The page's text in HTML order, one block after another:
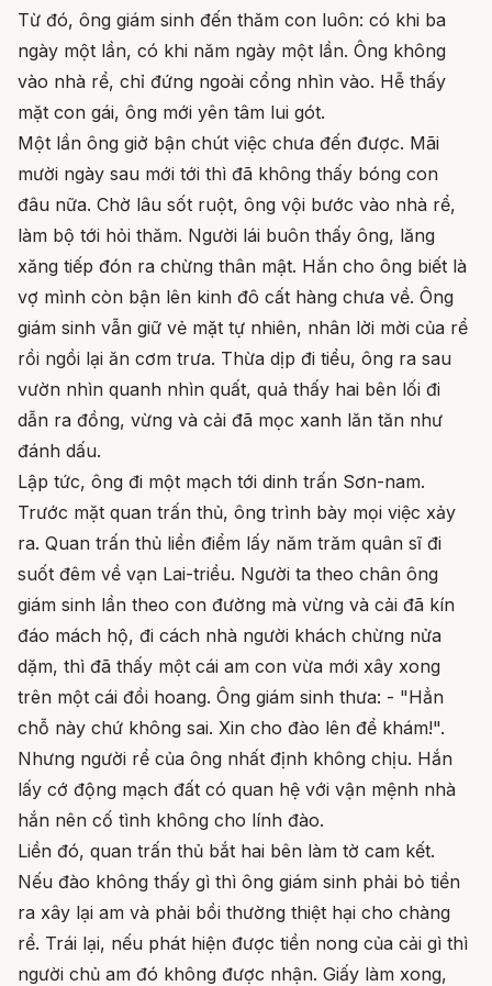
Từ đó, ông giám sinh đến thăm con luôn: có khi ba
ngày một lần, có khi năm ngày một lần. Ông không
vào nhà rể, chỉ đứng ngoài cổng nhìn vào. Hễ thấy
mặt con gái, ông mới yên tâm lui gót.
Một lần ông giở bận chút việc chưa đến được. Mãi
mười ngày sau mới tới thì đã không thấy bóng con
đâu nữa. Chờ lâu sốt ruột, ông vội bước vào nhà rể,
làm bộ tới hỏi thăm. Người lái buôn thấy ông, lăng
xăng tiếp đón ra chừng thân mật. Hắn cho ông biết là
vợ mình còn bận lên kinh đô cất hàng chưa về. Ông
giám sinh vẫn giữ vẻ mặt tự nhiên, nhân lời mời của rể
rồi ngồi lại ăn cơm trưa. Thừa dịp đi tiểu, ông ra sau
vườn nhìn quanh nhìn quất, quả thấy hai bên lối đi
dẫn ra đồng, vừng và cải đã mọc xanh lăn tăn như
đánh dấu.
Lập tức, ông đi một mạch tới dinh trấn Sơn-nam.
Trước mặt quan trấn thủ, ông trình bày mọi việc xảy
ra. Quan trấn thủ liền điểm lấy năm trăm quân sĩ đi
suốt đêm về vạn Lai-triều. Người ta theo chân ông
giám sinh lần theo con đường mà vừng và cải đã kín
đáo mách hộ, đi cách nhà người khách chừng nửa
dặm, thì đã thấy một cái am con vừa mới xây xong
trên một cái đồi hoang. Ông giám sinh thưa: - "Hẳn
chỗ này chứ không sai. Xin cho đào lên để khám!".
Nhưng người rể của ông nhất định không chịu. Hắn
lấy cớ động mạch đất có quan hệ với vận mệnh nhà
hắn nên cố tình không cho lính đào.
Liền đó, quan trấn thủ bắt hai bên làm tờ cam kết.
Nếu đào không thấy gì thì ông giám sinh phải bỏ tiền
ra xây lại am và phải bồi thường thiệt hại cho chàng
rể. Trái lại, nếu phát hiện được tiền nong của cải gì thì
người chủ am đó không được nhận. Giấy làm xong,